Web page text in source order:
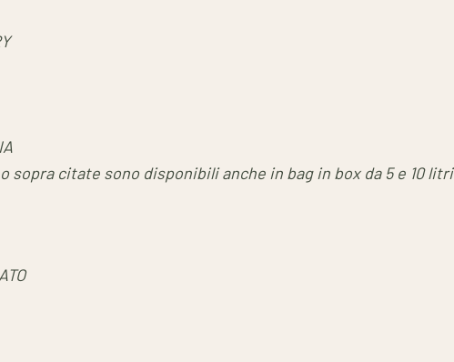
sopra citate sono disponibili anche in bag in box da 5 e 10 litri